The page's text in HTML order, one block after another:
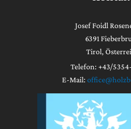
Josef Foidl
6391
Tirol,
Telefon: +43/
E-Mail: